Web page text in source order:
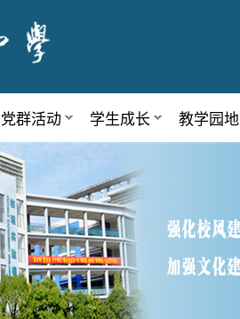
党群活动 学生成长 教学园地